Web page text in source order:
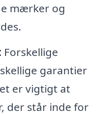
mærker og
Forskellige
garantier
er vigtigt at
der står inde for